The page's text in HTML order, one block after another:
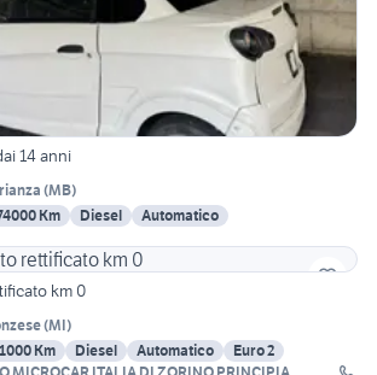
14 anni
(MB)
Km Diesel
Automatico
km 0
(MI)
1000 Km Diesel Automatico
Euro 2